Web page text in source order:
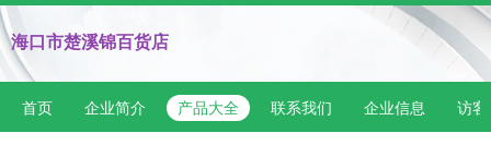
海口市楚溪锦百货店
首页 企业简介 产品大全 联系我们 企业信息 访客